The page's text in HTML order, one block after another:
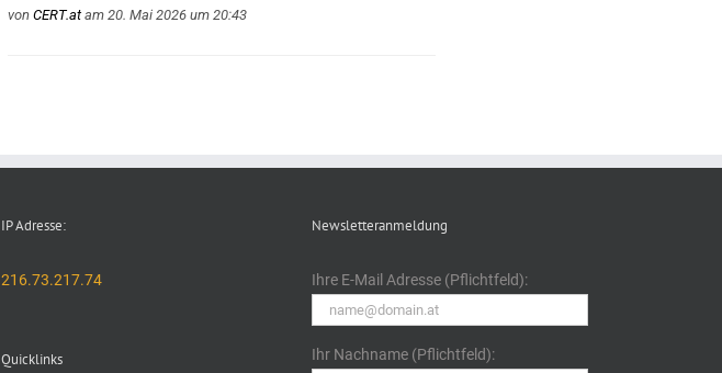
vonCERT.atam 20. Mai 2026 um 20:43
IP Adresse:
216.73.217.74
Quicklinks
Newsletteranmeldung
Ihre E-Mail Adresse (Pflichtfeld):
Ihr Nachname (Pflichtfeld):